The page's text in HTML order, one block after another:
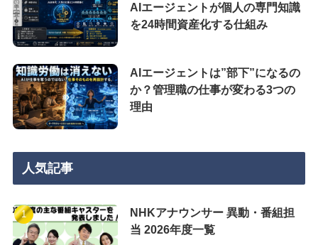
AIエージェントが個人の専門知識
を24時間資産化する仕組み
AIエージェントは”部下”になるの
か？管理職の仕事が変わる3つの
理由
人気記事
NHKアナウンサー 異動・番組担
当 2026年度一覧